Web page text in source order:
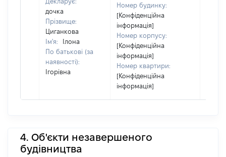
дочка
Прізвище:
Циганкова
Ім'я:
Ілона
По батькові (за
наявності):
Ігорівна
Номер будинку:
[Конфіденційна
інформація]
Номер корпусу:
[Конфіденційна
інформація]
Номер квартири:
[Конфіденційна
інформація]
4. Об'єкти незавершеного
будівництва